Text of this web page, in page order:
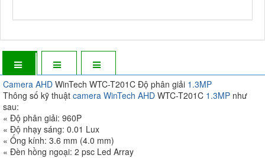
Camera AHD WinTech WTC-T201C Độ phân giải 1.3MP
Thông số kỹ thuật camera WinTech AHD WTC-T201C 1.3MP như
sau:
« Độ phân giải: 960P
« Độ nhạy sáng: 0.01 Lux
« Ống kính: 3.6 mm (4.0 mm)
« Đèn hồng ngoại: 2 psc Led Array